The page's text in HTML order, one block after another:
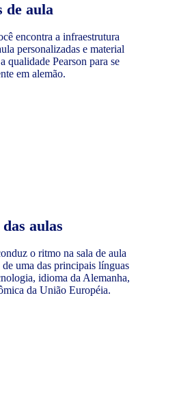
de aula
encontra a infraestrutura
personalizadas e material
qualidade Pearson para se
em alemão.
aulas
o ritmo na sala de aula
uma das principais línguas
idioma da Alemanha,
da União Européia.